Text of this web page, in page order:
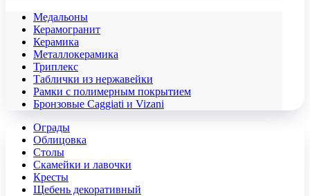
Медальоны
Керамогранит
Керамика
Металлокерамика
Триплекс
Таблички из нержавейки
Рамки с полимерным покрытием
Бронзовые Caggiati и Vizani
Ограды
Облицовка
Столы
Скамейки и лавочки
Кресты
Щебень декоративный